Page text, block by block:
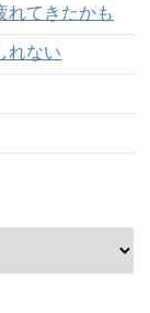
れてきたかも
れない